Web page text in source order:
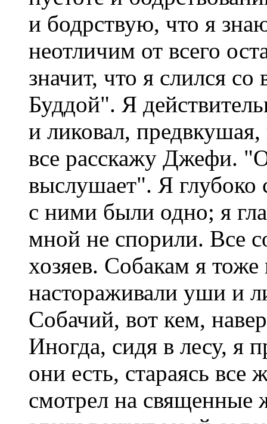
и бодрствую, что я
неотличим от всего
значит, что я слился
Буддой". Я
и ликовал,
все расскажу Джефи.
выслушает". Я глубоко
с ними были одно; я
мной не спорили. Все
хозяев. Собакам я
настораживали уши и
Собачий, вот кем,
Иногда, сидя в лесу, я
они есть, стараясь
смотрел на священные